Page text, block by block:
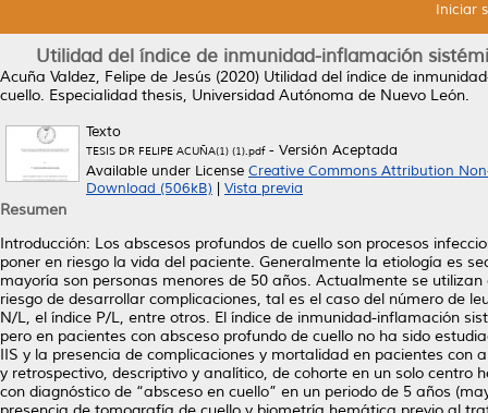
Iniciar
Utilidad del índice de inmunidad-inflamación
Acuña Valdez, Felipe de Jesús (2020) Utilidad del índice de
cuello. Especialidad thesis, Universidad Autónoma de Nuevo León.
Texto
TESIS DR FELIPE ACUÑA(1) (1).pdf- Versión Aceptada
Available under License Creative Commons Attribution
Download (506kB)
Vista previa
Resumen
Introducción: Los abscesos profundos de cuello son procesos
poner en riesgo la vida del paciente. Generalmente la etiología es
mayoría son personas menores de 50 años. Actualmente se
riesgo de desarrollar complicaciones, tal es el caso del número de
N/L, el índice P/L, entre otros. El índice de inmunidad-inflamación
pero en pacientes con absceso profundo de cuello no ha sido
IIS y la presencia de complicaciones y mortalidad en pacientes
y retrospectivo, descriptivo y analítico, de cohorte en un solo centro
con diagnóstico de “absceso en cuello” en un periodo de 5 años